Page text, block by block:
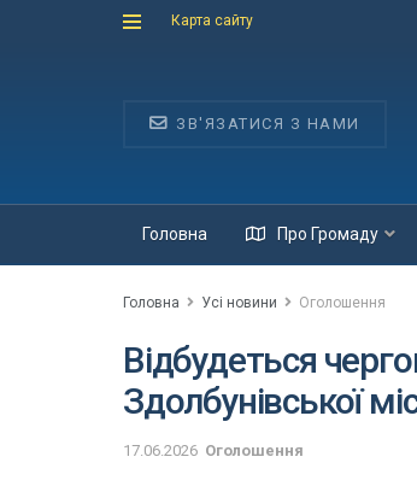
Карта сайту
ЗВ'ЯЗАТИСЯ З НАМИ
Головна Про Громаду
Головна Усі новини Оголошення
Відбудеться
Здолбунівської
17.06.2026 Оголошення